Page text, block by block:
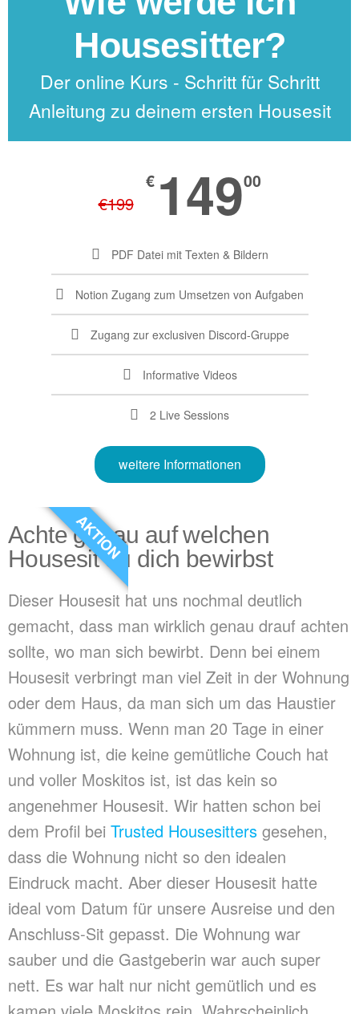
Housesitter?
Der online Kurs - Schritt für Schritt
Anleitung zu deinem ersten Housesit
€199
€ 14900
PDF Datei mit Texten & Bildern
Notion Zugang zum Umsetzen von Aufgaben
Zugang zur exclusiven Discord-Gruppe
Informative Videos
2 Live Sessions
weitere Informationen
AKTION
Achte genau auf welchen
Housesit du dich bewirbst
Dieser Housesit hat uns nochmal deutlich
gemacht, dass man wirklich genau drauf achten
sollte, wo man sich bewirbt. Denn bei einem
Housesit verbringt man viel Zeit in der Wohnung
oder dem Haus, da man sich um das Haustier
kümmern muss. Wenn man 20 Tage in einer
Wohnung ist, die keine gemütliche Couch hat
und voller Moskitos ist, ist das kein so
angenehmer Housesit. Wir hatten schon bei
dem Profil bei Trusted Housesitters gesehen,
dass die Wohnung nicht so den idealen
Eindruck macht. Aber dieser Housesit hatte
ideal vom Datum für unsere Ausreise und den
Anschluss-Sit gepasst. Die Wohnung war
sauber und die Gastgeberin war auch super
nett. Es war halt nur nicht gemütlich und es